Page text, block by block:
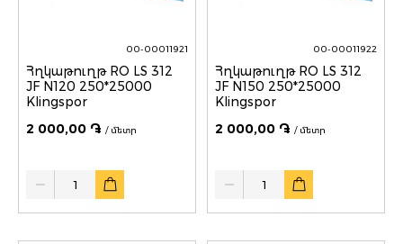
00-00011921
Հղկաթուղթ RO LS 312
JF N120 250*25000
Klingspor
2 000,00 ֏ / մետր
Quantity
00-00011922
Հղկաթուղթ RO LS 312
JF N150 250*25000
Klingspor
2 000,00 ֏ / մետր
Quantity